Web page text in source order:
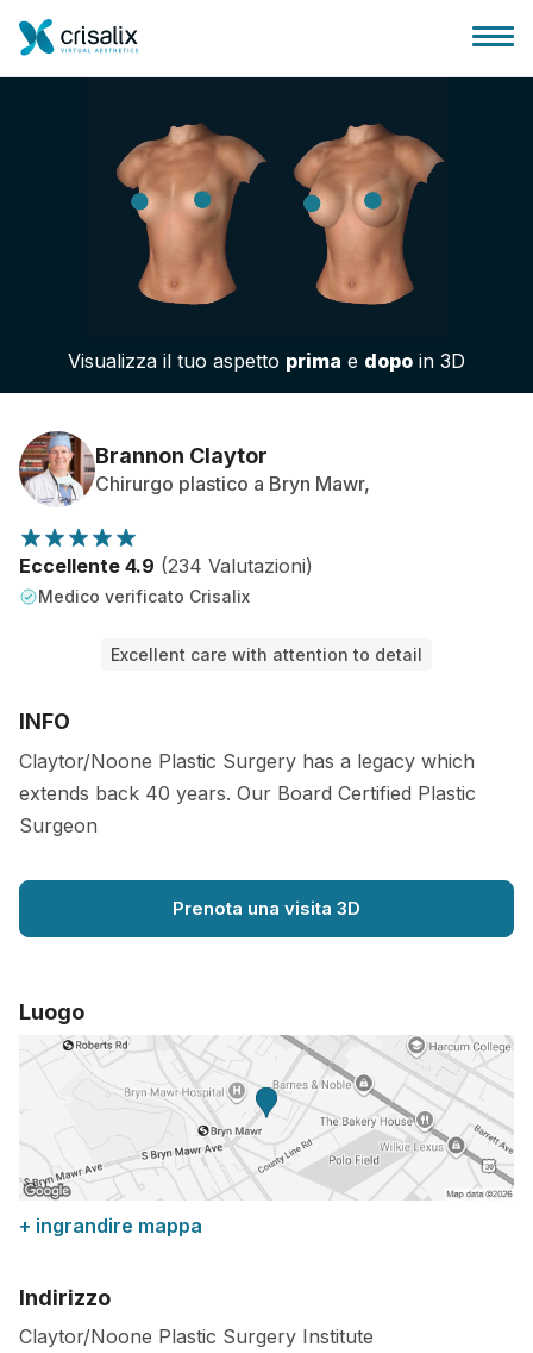
Accesso chirurghi
Piattaforma Business 3D
Piani
Recensioni dei pazienti
Visualizza il tuo aspetto prima e dopo in 3D
Brannon Claytor
Chirurgo plastico a Bryn Mawr,
Eccellente 4.9 (234 Valutazioni)
Medico verificato Crisalix
Excellent care with attention to detail
INFO
Claytor/Noone Plastic Surgery has a legacy which
extends back 40 years. Our Board Certified Plastic
Surgeon
Prenota una visita 3D
Luogo
+ ingrandire mappa
Indirizzo
Claytor/Noone Plastic Surgery Institute